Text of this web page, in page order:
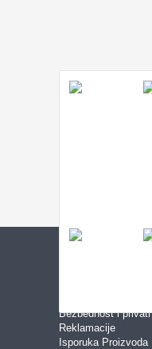
Bezbednost i
Reklamacije
Isporuka Proizvoda